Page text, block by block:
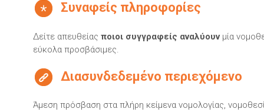
Συναφείς πληροφορίες
Δείτε απευθείας ποιοι συγγραφείς αναλύουνμία
εύκολα προσβάσιμες.
Διασυνδεδεμένο περιεχόμενο
Άμεση πρόσβαση στα πλήρη κείμενα νομολογίας,